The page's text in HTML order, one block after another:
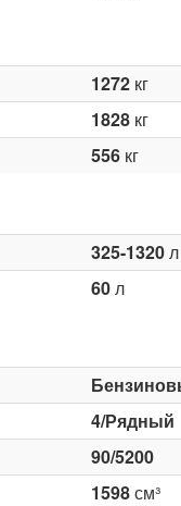
1272кг
1828кг
556кг
325-1320л
60л
4/Рядный
90/5200
1598см³